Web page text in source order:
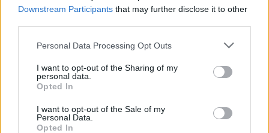
Downstream Participants that may further disclose it to other
Please note that this website/app uses one or more Google
not limited to your visit or usage behaviour. You may click to
grant or deny consent to Google and its third-party tags to
use your data for below specified purposes in below Google
consent section.
Personal Data Processing Opt Outs
I want to opt-out of the Sharing of my
personal data.
Opted In
I want to opt-out of the Sale of my
Personal Data.
Opted In
Φωτιά στο Κορωπί –
Μήνυμα του 112 για
ετοιμότητα
Μοτζτάμπα Χαμενεΐ